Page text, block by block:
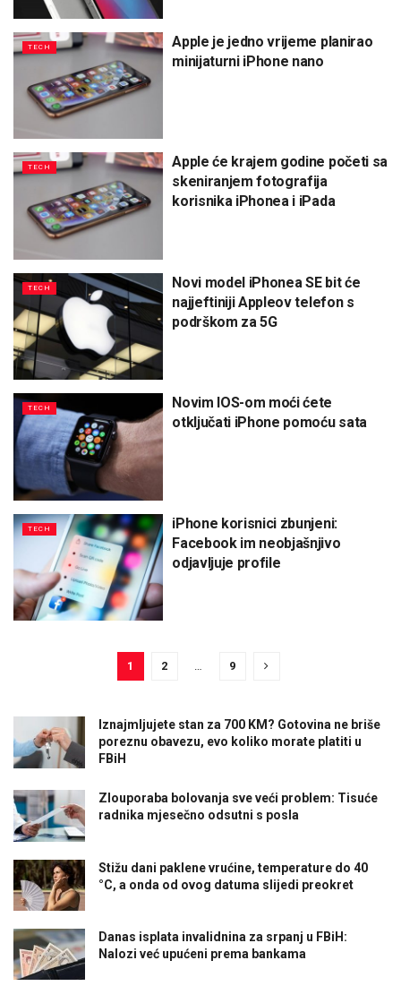
TECH
Apple je jedno vrijeme planirao
minijaturni iPhone nano
TECH
Apple će krajem godine početi sa
skeniranjem fotografija
korisnika iPhonea i iPada
TECH
Novi model iPhonea SE bit će
najjeftiniji Appleov telefon s
podrškom za 5G
TECH
Novim IOS-om moći ćete
otključati iPhone pomoću sata
TECH
iPhone korisnici zbunjeni:
Facebook im neobjašnjivo
odjavljuje profile
1 2 … 9
Iznajmljujete stan za 700 KM? Gotovina ne briše
poreznu obavezu, evo koliko morate platiti u
FBiH
Zlouporaba bolovanja sve veći problem: Tisuće
radnika mjesečno odsutni s posla
Stižu dani paklene vrućine, temperature do 40
°C, a onda od ovog datuma slijedi preokret
Danas isplata invalidnina za srpanj u FBiH:
Nalozi već upućeni prema bankama